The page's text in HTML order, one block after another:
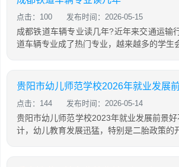
点击：100 发布时间：2026-05-15
成都铁道车辆专业读几年?近年来交通运输
道车辆专业成了热门专业，越来越多的学生
贵阳市幼儿师范学校2026年就业发展
点击：144 发布时间：2026-05-14
贵阳市幼儿师范学校2023年就业发展前景
计，幼儿教育发展迅猛，特别是二胎政策的